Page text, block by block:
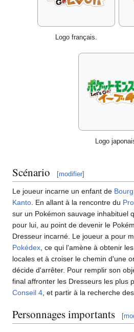
Logo français.
Logo
Scénario [modifier]
Le joueur incarne un enfant de
Kanto . En allant à la rencontre du
sur un Pokémon sauvage inhabituel
pour lui, au point de devenir le
Dresseur incarné. Le joueur a pour
Pokédex , ce qui l'amène à obtenir
locales et à croiser le chemin d'une
décide d'arrêter. Pour remplir son
final affronter les Dresseurs les plus
Conseil 4 , et partir à la recherche
Personnages importants [